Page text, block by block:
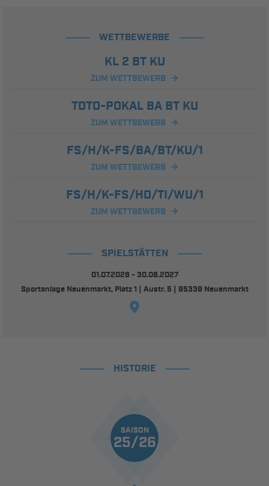
WETTBEWERBE
KL 2 BT KU
ZUM WETTBEWERB
TOTO-POKAL BA BT KU
ZUM WETTBEWERB
FS/H/K-FS/BA/BT/KU/1
ZUM WETTBEWERB
FS/H/K-FS/HO/TI/WU/1
ZUM WETTBEWERB
SPIELSTÄTTEN
01.07.2026 - 30.06.2027
Sportanlage Neuenmarkt, Platz 1 | Austr. 5 | 95339 Neuenmarkt
HISTORIE
SAISON
25/26